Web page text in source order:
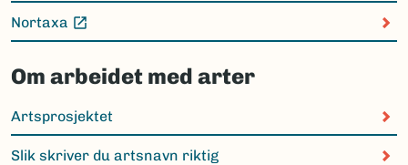
Nortaxa
(Ekstern lenke)
Om arbeidet med arter
Artsprosjektet
Slik skriver du artsnavn riktig